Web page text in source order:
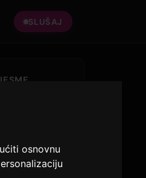
osnovnu
SLUŠAJ